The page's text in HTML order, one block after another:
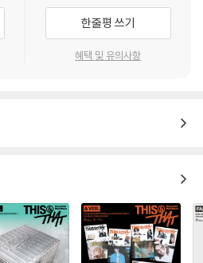
한줄평 쓰기
혜택 및 유의사항